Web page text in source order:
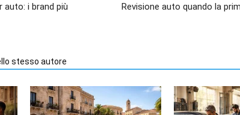
i brand più
Revisione auto quando la
stesso autore